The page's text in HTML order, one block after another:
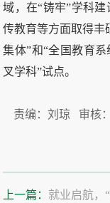
域，在“铸牢”学科
传教育等方面取得丰
集体”和“全国教育
叉学科”试点。
责编：刘琼 审核
上一篇： 就业启航，